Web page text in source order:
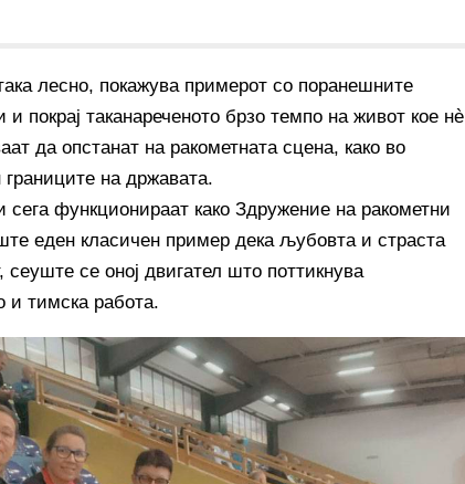
лесно, покажува примерот со поранешните
покрај таканареченото брзо темпо на живот кое нè
да опстанат на ракометната сцена, како во
на државата.
функционираат како Здружение на ракометни
еден класичен пример дека љубовта и страста
сеуште се оној двигател што поттикнува
и тимска работа.